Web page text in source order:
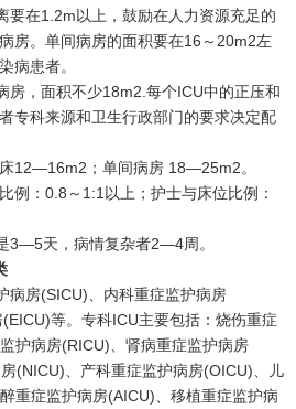
要在1.2m以上，鼓励在人力资源充足的
房。单间病房的面积要在16～20m2左
病患者。
房，面积不少18m2.每个ICU中的正压和
专科来源和卫生行政部门的要求决定配
12—16m2；单间病房 18—25m2。
例：0.8～1:1以上；护士与床位比例：
3—5天，病情复杂者2—4周。
病房(SICU)、内科重症监护病房
等。专科ICU主要包括：烧伤重症
护病房(RICU)、肾病重症监护病房
(NICU)、产科重症监护病房(OICU)、儿
重症监护病房(AICU)、移植重症监护病